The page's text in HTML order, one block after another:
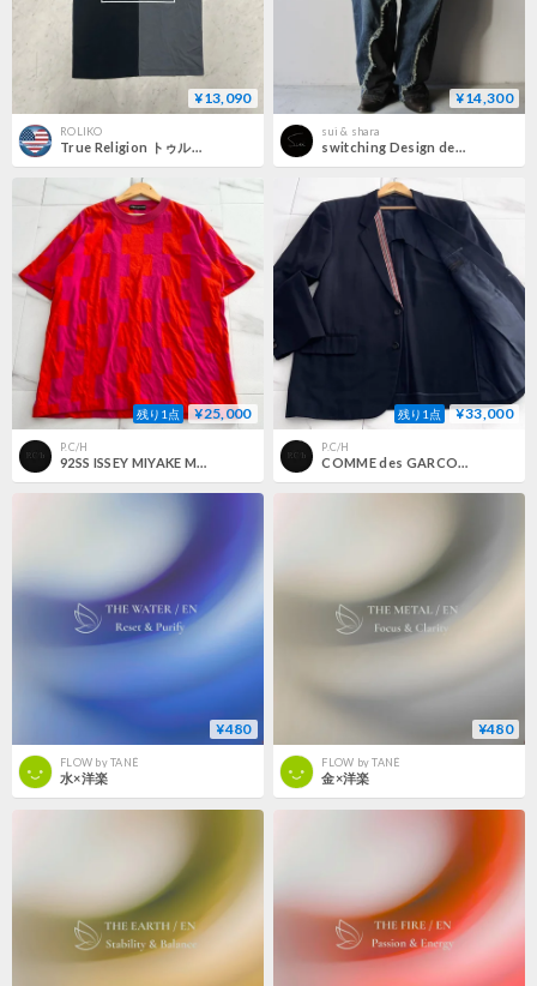
¥13,090
ROLIKO
True Religion トゥルーレリジョン Spliced World Tour Buddha ワールドツアー ブッダロゴ Tシャツ (TRUE-TS6)
¥14,300
sui & shara
残り1点 ¥25,000
P.C/H
92SS ISSEY MIYAKE MEN T-shirt Knit panel
残り1点 ¥33,000
P.C/H
COMME des GARCONS HOMME PLUS jacket 90s
¥480
FLOW by TANÉ
水×洋楽
¥480
FLOW by TANÉ
金×洋楽